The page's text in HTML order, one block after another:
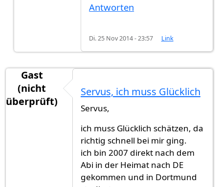
Antworten
Di. 25 Nov 2014 - 23:57 Link
Gast
(nicht
überprüft)
Servus, ich muss Glücklich
Servus,
ich muss Glücklich schätzen, da
richtig schnell bei mir ging.
ich bin 2007 direkt nach dem
Abi in der Heimat nach DE
gekommen und in Dortmund